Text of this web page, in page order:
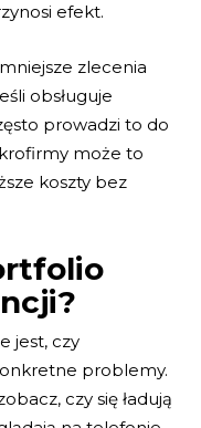
efekt.
zlecenia
obsługuje
prowadzi to do
może to
koszty bez
jest, czy
problemy.
czy się ładują